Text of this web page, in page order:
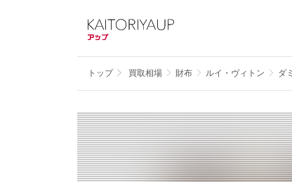
トップ 買取相場 財布 ルイ・ヴィトン ダ